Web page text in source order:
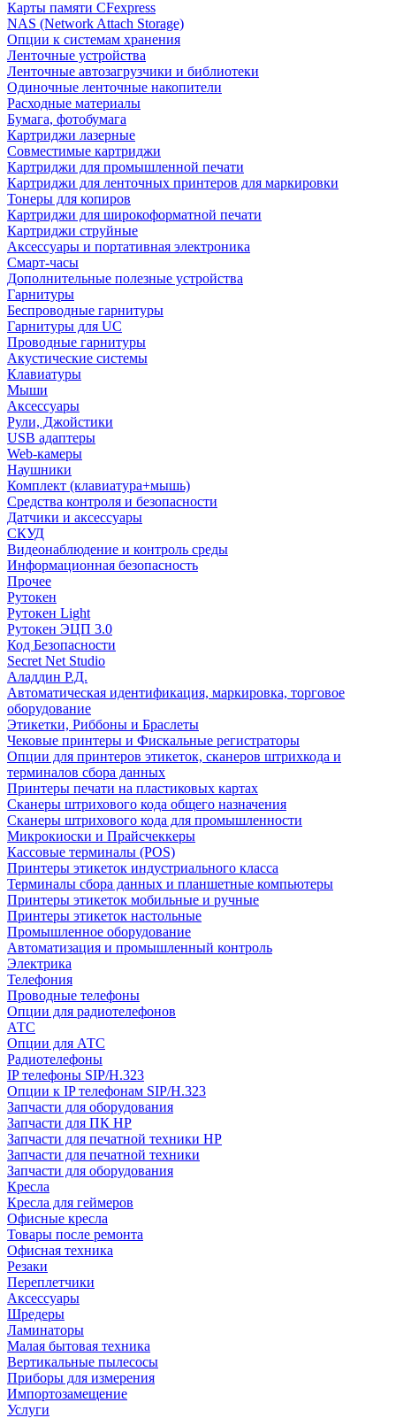
Карты памяти CFexpress
NAS (Network Attach Storage)
Опции к системам хранения
Ленточные устройства
Ленточные автозагрузчики и библиотеки
Одиночные ленточные накопители
Расходные материалы
Бумага, фотобумага
Картриджи лазерные
Совместимые картриджи
Картриджи для промышленной печати
Картриджи для ленточных принтеров для маркировки
Тонеры для копиров
Картриджи для широкоформатной печати
Картриджи струйные
Аксессуары и портативная электроника
Смарт-часы
Дополнительные полезные устройства
Гарнитуры
Беспроводные гарнитуры
Гарнитуры для UC
Проводные гарнитуры
Акустические системы
Клавиатуры
Мыши
Аксессуары
Рули, Джойстики
USB адаптеры
Web-камеры
Наушники
Комплект (клавиатура+мышь)
Средства контроля и безопасности
Датчики и аксессуары
СКУД
Видеонаблюдение и контроль среды
Информационная безопасность
Прочее
Рутокен
Рутокен Light
Рутокен ЭЦП 3.0
Код Безопасности
Secret Net Studio
Аладдин Р.Д.
Автоматическая идентификация, маркировка, торговое
оборудование
Этикетки, Риббоны и Браслеты
Чековые принтеры и Фискальные регистраторы
Опции для принтеров этикеток, сканеров штрихкода и
терминалов сбора данных
Принтеры печати на пластиковых картах
Сканеры штрихового кода общего назначения
Сканеры штрихового кода для промышленности
Микрокиоски и Прайсчеккеры
Кассовые терминалы (POS)
Принтеры этикеток индустриального класса
Терминалы сбора данных и планшетные компьютеры
Принтеры этикеток мобильные и ручные
Принтеры этикеток настольные
Промышленное оборудование
Автоматизация и промышленный контроль
Электрика
Телефония
Проводные телефоны
Опции для радиотелефонов
АТС
Опции для АТС
Радиотелефоны
IP телефоны SIP/H.323
Опции к IP телефонам SIP/H.323
Запчасти для оборудования
Запчасти для ПК HP
Запчасти для печатной техники HP
Запчасти для печатной техники
Запчасти для оборудования
Кресла
Кресла для геймеров
Офисные кресла
Товары после ремонта
Офисная техника
Резаки
Переплетчики
Аксессуары
Шредеры
Ламинаторы
Малая бытовая техника
Вертикальные пылесосы
Приборы для измерения
Импортозамещение
Услуги